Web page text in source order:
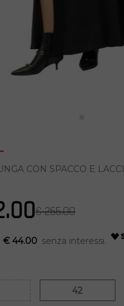
CON SPACCO E LACCI
€ 265.00
€ 44.00
42